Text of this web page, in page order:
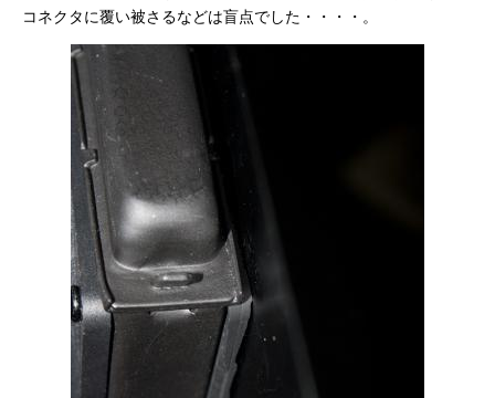
コネクタに覆い被さるなどは盲点でした・・・・。